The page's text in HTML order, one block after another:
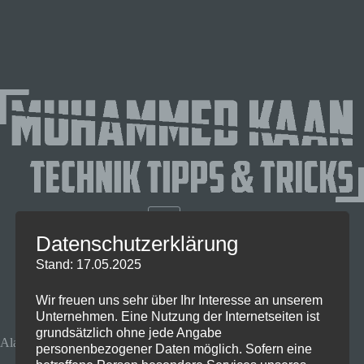
Alan Wake 2 PS5 Bestpreis
Datenschutzerklärung
Stand: 17.05.2025
Wir freuen uns sehr über Ihr Interesse an unserem
Unternehmen. Eine Nutzung der Internetseiten ist
grundsätzlich ohne jede Angabe
personenbezogener Daten möglich. Sofern eine